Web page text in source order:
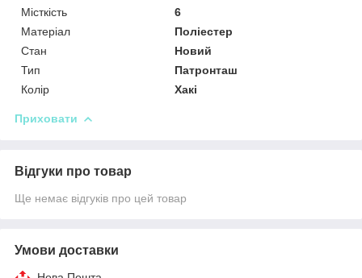
Місткість
6
Матеріал
Поліестер
Стан
Новий
Тип
Патронташ
Колір
Хакі
Приховати
Відгуки про товар
Ще немає відгуків про цей товар
Умови доставки